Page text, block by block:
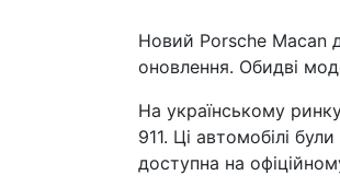
Новий Porsche Macan
оновлення. Обидві
На українському
911. Ці автомобілі
доступна на